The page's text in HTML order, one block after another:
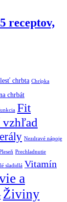
receptov,
chrbta Chrípka
chrbát
Fit
Nezdravé nápoje
Prechladnutie
sladidlá Vitamín
a
Živiny